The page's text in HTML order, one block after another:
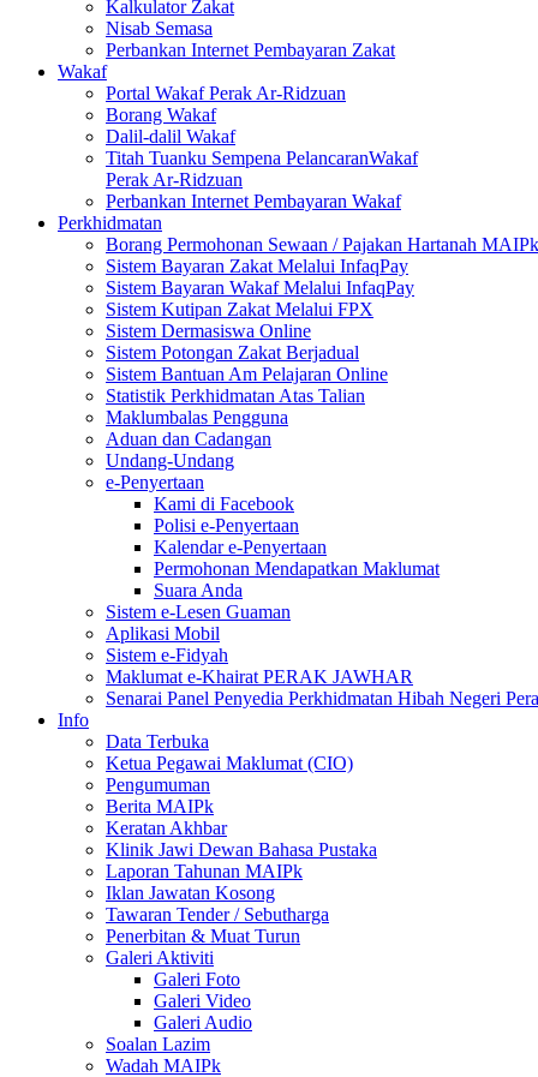
Kalkulator Zakat
Nisab Semasa
Perbankan Internet Pembayaran Zakat
Wakaf
Portal Wakaf Perak Ar-Ridzuan
Borang Wakaf
Dalil-dalil Wakaf
Titah Tuanku Sempena PelancaranWakaf
Perak Ar-Ridzuan
Perbankan Internet Pembayaran Wakaf
Perkhidmatan
Borang Permohonan Sewaan / Pajakan Hartanah MAIPk
Sistem Bayaran Zakat Melalui InfaqPay
Sistem Bayaran Wakaf Melalui InfaqPay
Sistem Kutipan Zakat Melalui FPX
Sistem Dermasiswa Online
Sistem Potongan Zakat Berjadual
Sistem Bantuan Am Pelajaran Online
Statistik Perkhidmatan Atas Talian
Maklumbalas Pengguna
Aduan dan Cadangan
Undang-Undang
e-Penyertaan
Kami di Facebook
Polisi e-Penyertaan
Kalendar e-Penyertaan
Permohonan Mendapatkan Maklumat
Suara Anda
Sistem e-Lesen Guaman
Aplikasi Mobil
Sistem e-Fidyah
Maklumat e-Khairat PERAK JAWHAR
Senarai Panel Penyedia Perkhidmatan Hibah Negeri
Info
Data Terbuka
Ketua Pegawai Maklumat (CIO)
Pengumuman
Berita MAIPk
Keratan Akhbar
Klinik Jawi Dewan Bahasa Pustaka
Laporan Tahunan MAIPk
Iklan Jawatan Kosong
Tawaran Tender / Sebutharga
Penerbitan & Muat Turun
Galeri Aktiviti
Galeri Foto
Galeri Video
Galeri Audio
Soalan Lazim
Wadah MAIPk